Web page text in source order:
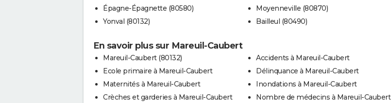
Épagne-Épagnette (80580)
Yonval (80132)
Moyenneville (80870)
Bailleul (80490)
En savoir plus sur Mareuil-Caubert
Mareuil-Caubert (80132)
Ecole primaire à Mareuil-Caubert
Maternités à Mareuil-Caubert
Crèches et garderies à Mareuil-Caubert
Accidents à Mareuil-Caubert
Délinquance à Mareuil-Caubert
Inondations à Mareuil-Caubert
Nombre de médecins à Mareuil-Caubert